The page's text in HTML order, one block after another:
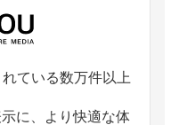
ている数万件以上
に、より快適な体